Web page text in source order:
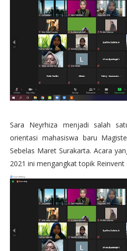
Sara Neyrhiza menjadi salah
orientasi mahasiswa baru
Sebelas Maret Surakarta. Acara
2021 ini mengangkat topik Reinvent